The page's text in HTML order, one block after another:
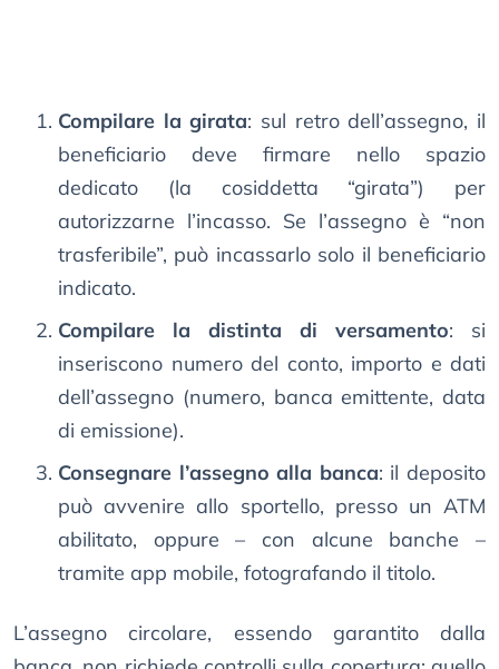
Compilare la girata: sul retro dell’assegno, il
beneficiario deve firmare nello spazio
dedicato (la cosiddetta “girata”) per
autorizzarne l’incasso. Se l’assegno è “non
trasferibile”, può incassarlo solo il beneficiario
indicato.
Compilare la distinta di versamento: si
inseriscono numero del conto, importo e dati
dell’assegno (numero, banca emittente, data
di emissione).
Consegnare l’assegno alla banca: il deposito
può avvenire allo sportello, presso un ATM
abilitato, oppure – con alcune banche –
tramite app mobile, fotografando il titolo.
L’assegno circolare, essendo garantito dalla